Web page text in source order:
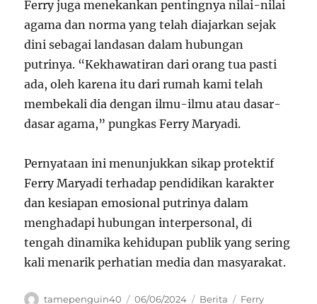
Ferry juga menekankan pentingnya nilai-nilai
agama dan norma yang telah diajarkan sejak
dini sebagai landasan dalam hubungan
putrinya. “Kekhawatiran dari orang tua pasti
ada, oleh karena itu dari rumah kami telah
membekali dia dengan ilmu-ilmu atau dasar-
dasar agama,” pungkas Ferry Maryadi.
Pernyataan ini menunjukkan sikap protektif
Ferry Maryadi terhadap pendidikan karakter
dan kesiapan emosional putrinya dalam
menghadapi hubungan interpersonal, di
tengah dinamika kehidupan publik yang sering
kali menarik perhatian media dan masyarakat.
Author
tamepenguin40 Posted
06/06/2024 Categories
Berita Tags
Ferry